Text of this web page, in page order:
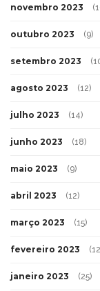
novembro 2023
outubro 2023 (9)
setembro 2023
agosto 2023 (12)
julho 2023 (14)
junho 2023 (18)
maio 2023 (9)
abril 2023 (12)
março 2023 (15)
fevereiro 2023
janeiro 2023 (25)